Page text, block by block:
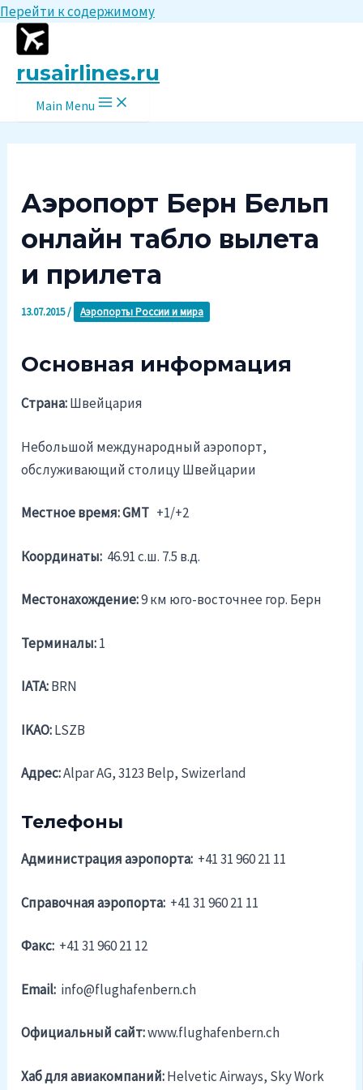
Перейти к содержимому
rusairlines.ru
Main Menu
Аэропорт Берн Бельп
онлайн табло вылета
и прилета
13.07.2015/ Аэропорты России и мира
Основная информация
Страна:Швейцария
Небольшой международный аэропорт,
обслуживающий столицу Швейцарии
Местное время: GMT +1/+2
Координаты: 46.91 c.ш. 7.5 в.д.
Местонахождение:9 км юго-восточнее гор. Берн
Терминалы:1
IATA:BRN
IKAO:LSZB
Адрес:Alpar AG, 3123 Belp, Swizerland
Телефоны
Администрация аэропорта: +41 31 960 21 11
Справочная аэропорта: +41 31 960 21 11
Факс: +41 31 960 21 12
Email: info@flughafenbern.ch
Официальный cайт:www.flughafenbern.ch
Хаб для авиакомпаний:Helvetic Airways, Sky Work